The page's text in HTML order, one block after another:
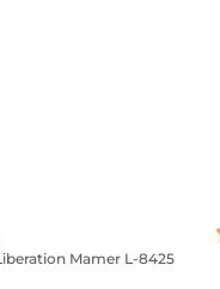
Mamer L-8425